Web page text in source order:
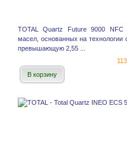
TOTAL Quartz Future 9000 NFC
масел, основанных на
превышающую 2,55 ...
В корзину